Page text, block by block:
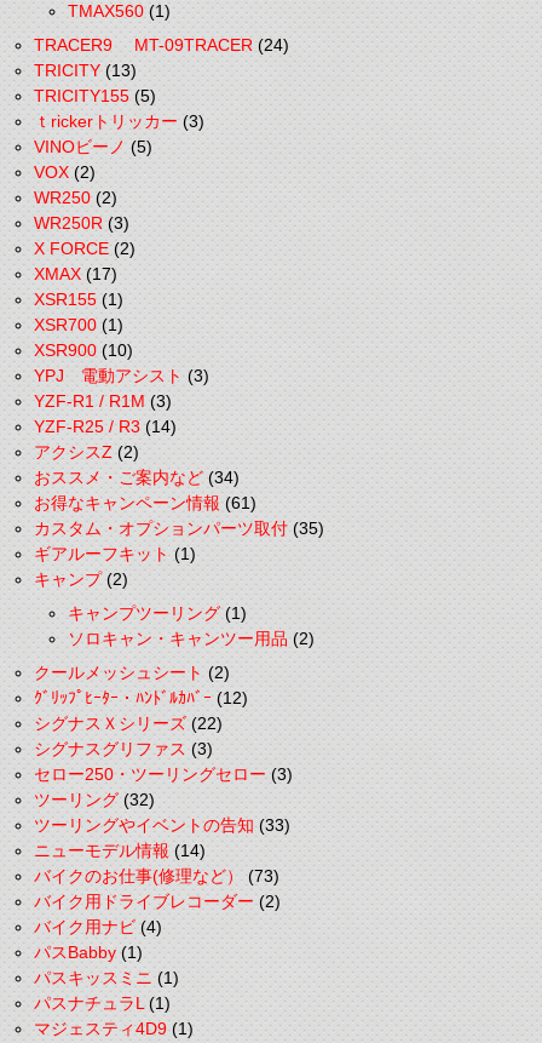
TMAX560(1)
TRACER9 MT-09TRACER(24)
TRICITY(13)
TRICITY155(5)
ｔrickerトリッカー(3)
VINOビーノ(5)
VOX(2)
WR250(2)
WR250R(3)
X FORCE(2)
XMAX(17)
XSR155(1)
XSR700(1)
XSR900(10)
YPJ 電動アシスト(3)
YZF-R1 / R1M(3)
YZF-R25 / R3(14)
アクシスZ(2)
おススメ・ご案内など(34)
お得なキャンペーン情報(61)
カスタム・オプションパーツ取付(35)
ギアルーフキット(1)
キャンプ(2)
キャンプツーリング(1)
ソロキャン・キャンツー用品(2)
クールメッシュシート(2)
ｸﾞﾘｯﾌﾟﾋｰﾀｰ・ﾊﾝﾄﾞﾙｶﾊﾞｰ(12)
シグナスＸシリーズ(22)
シグナスグリファス(3)
セロー250・ツーリングセロー(3)
ツーリング(32)
ツーリングやイベントの告知(33)
ニューモデル情報(14)
バイクのお仕事(修理など）(73)
バイク用ドライブレコーダー(2)
バイク用ナビ(4)
パスBabby(1)
パスキッスミニ(1)
パスナチュラL(1)
マジェスティ4D9(1)